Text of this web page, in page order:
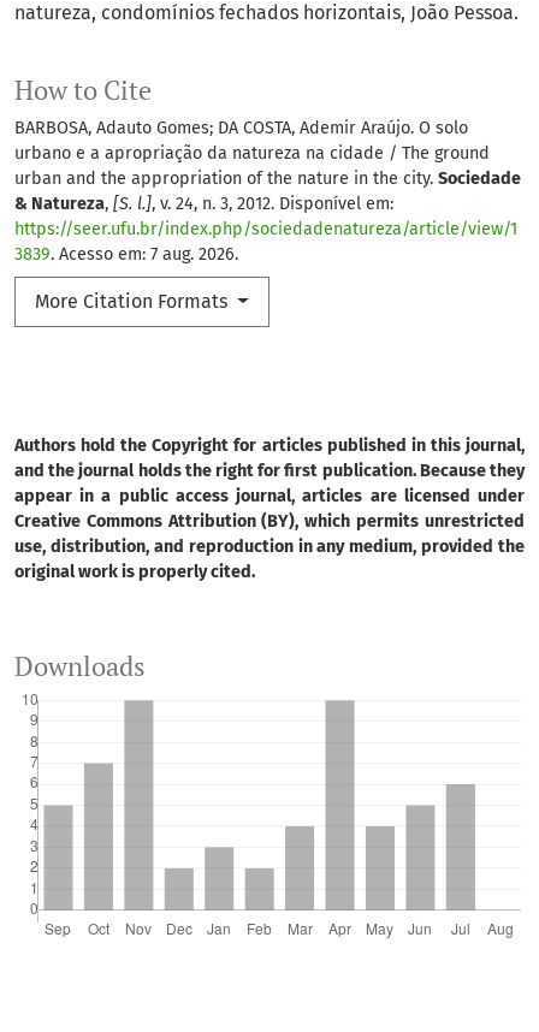
natureza condomínios fechados horizontais João Pessoa.
How to Cite
BARBOSA, Adauto Gomes; DA COSTA, Ademir Araújo. O solo
urbano e a apropriação da natureza na cidade / The ground
urban and the appropriation of the nature in the city. Sociedade
& Natureza, [S. l.], v. 24, n. 3, 2012. Disponível em:
https://seer.ufu.br/index.php/sociedadenatureza/article/view/1
3839. Acesso em: 7 aug. 2026.
More Citation Formats
Authors hold the Copyright for articles published in this journal,
and the journal holds the right for first publication. Because they
appear in a public access journal, articles are licensed under
Creative Commons Attribution (BY), which permits unrestricted
use, distribution, and reproduction in any medium, provided the
original work is properly cited.
Downloads